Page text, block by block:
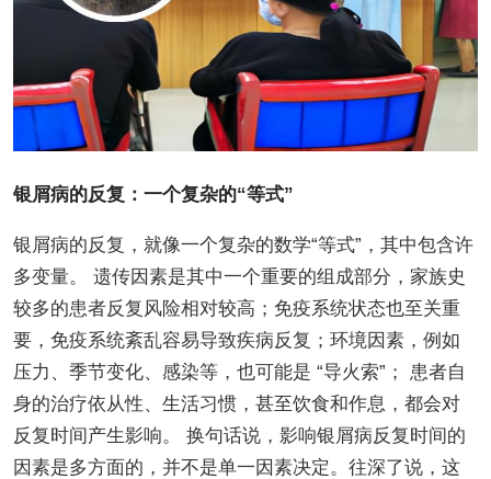
银屑病的反复：一个复杂的“等式”
银屑病的反复，就像一个复杂的数学“等式”，其中包含许
多变量。 遗传因素是其中一个重要的组成部分，家族史
较多的患者反复风险相对较高；免疫系统状态也至关重
要，免疫系统紊乱容易导致疾病反复；环境因素，例如
压力、季节变化、感染等，也可能是 “导火索”； 患者自
身的治疗依从性、生活习惯，甚至饮食和作息，都会对
反复时间产生影响。 换句话说，影响银屑病反复时间的
因素是多方面的，并不是单一因素决定。往深了说，这